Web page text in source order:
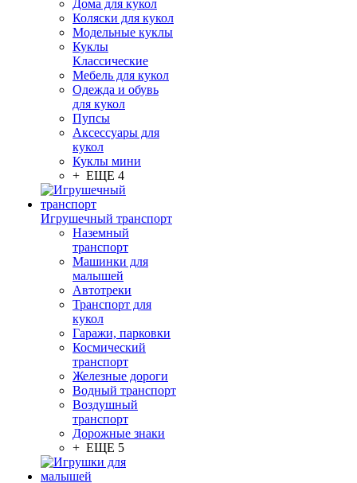
Дома для кукол
Коляски для кукол
Модельные куклы
Куклы
Классические
Мебель для кукол
Одежда и обувь
для кукол
Пупсы
Аксессуары для
кукол
Куклы мини
+ ЕЩЕ 4
Игрушечный транспорт
Наземный
транспорт
Машинки для
малышей
Автотреки
Транспорт для
кукол
Гаражи, парковки
Космический
транспорт
Железные дороги
Водный транспорт
Воздушный
транспорт
Дорожные знаки
+ ЕЩЕ 5